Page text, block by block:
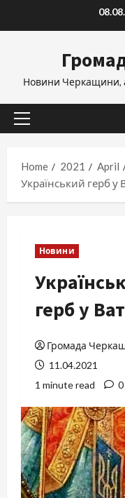
Новини Черкащини,
Primary
Home
2021 April
Український герб у
Новини
герб у
Громада
11.04.2021
1 minute read
0